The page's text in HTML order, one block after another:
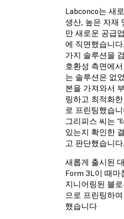
Labconco는 새
생산, 높은 자재
만 새로운 공급
에 직면했습니
가지 솔루션을
호환성 측면에
는 솔루션은 없
본을 가져와서
링하고 최적화
로 프린팅했습
그리피스 씨는 “
있는지 확인한
고 판단했습니다
새롭게 출시된
Form 3L이 때마
지니어링된 블
으로 프린팅하
했습니다